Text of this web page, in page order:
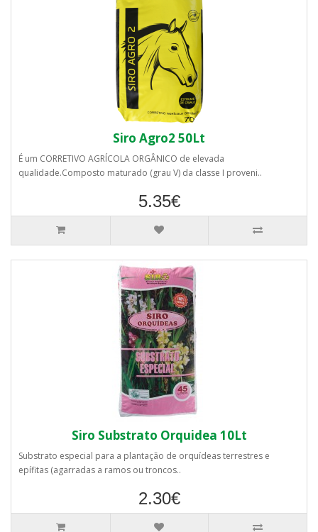
Siro Agro2 50Lt
É um CORRETIVO AGRÍCOLA ORGÂNICO de elevada
qualidade.Composto maturado (grau V) da classe I proveni..
5.35€
Siro Substrato Orquidea 10Lt
Substrato especial para a plantação de orquídeas terrestres e
epífitas (agarradas a ramos ou troncos..
2.30€